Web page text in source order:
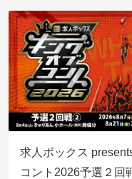
求人ボックス
コント2026予選２